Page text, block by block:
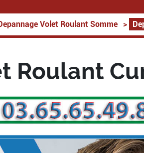
Volet Roulant Somme >
Roulant